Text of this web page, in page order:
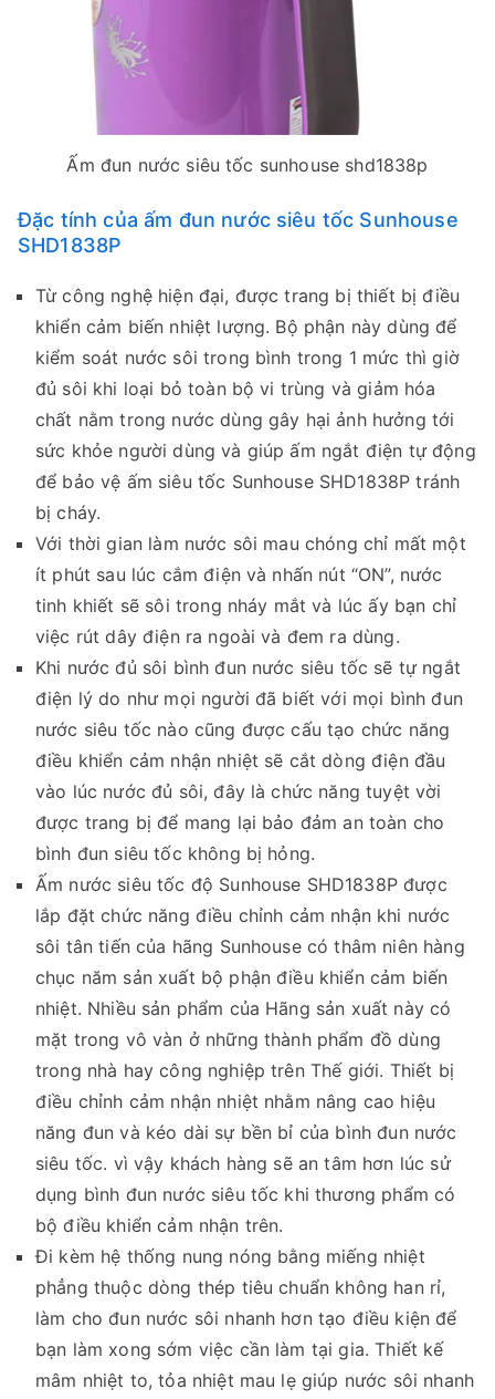
Ấm đun nước siêu tốc sunhouse shd1838p
Đặc tính của ấm đun nước siêu tốc Sunhouse
SHD1838P
Từ công nghệ hiện đại, được trang bị thiết bị điều
khiển cảm biến nhiệt lượng. Bộ phận này dùng để
kiểm soát nước sôi trong bình trong 1 mức thì giờ
đủ sôi khi loại bỏ toàn bộ vi trùng và giảm hóa
chất nằm trong nước dùng gây hại ảnh hưởng tới
sức khỏe người dùng và giúp ấm ngắt điện tự động
để bảo vệ ấm siêu tốc Sunhouse SHD1838P tránh
bị cháy.
Với thời gian làm nước sôi mau chóng chỉ mất một
ít phút sau lúc cắm điện và nhấn nút “ON”, nước
tinh khiết sẽ sôi trong nháy mắt và lúc ấy bạn chỉ
việc rút dây điện ra ngoài và đem ra dùng.
Khi nước đủ sôi bình đun nước siêu tốc sẽ tự ngắt
điện lý do như mọi người đã biết với mọi bình đun
nước siêu tốc nào cũng được cấu tạo chức năng
điều khiển cảm nhận nhiệt sẽ cắt dòng điện đầu
vào lúc nước đủ sôi, đây là chức năng tuyệt vời
được trang bị để mang lại bảo đảm an toàn cho
bình đun siêu tốc không bị hỏng.
Ấm nước siêu tốc độ Sunhouse SHD1838P được
lắp đặt chức năng điều chỉnh cảm nhận khi nước
sôi tân tiến của hãng Sunhouse có thâm niên hàng
chục năm sản xuất bộ phận điều khiển cảm biến
nhiệt. Nhiều sản phẩm của Hãng sản xuất này có
mặt trong vô vàn ở những thành phẩm đồ dùng
trong nhà hay công nghiệp trên Thế giới. Thiết bị
điều chỉnh cảm nhận nhiệt nhằm nâng cao hiệu
năng đun và kéo dài sự bền bỉ của bình đun nước
siêu tốc. vì vậy khách hàng sẽ an tâm hơn lúc sử
dụng bình đun nước siêu tốc khi thương phẩm có
bộ điều khiển cảm nhận trên.
Đi kèm hệ thống nung nóng bằng miếng nhiệt
phẳng thuộc dòng thép tiêu chuẩn không han rỉ,
làm cho đun nước sôi nhanh hơn tạo điều kiện để
bạn làm xong sớm việc cần làm tại gia. Thiết kế
mâm nhiệt to, tỏa nhiệt mau lẹ giúp nước sôi nhanh